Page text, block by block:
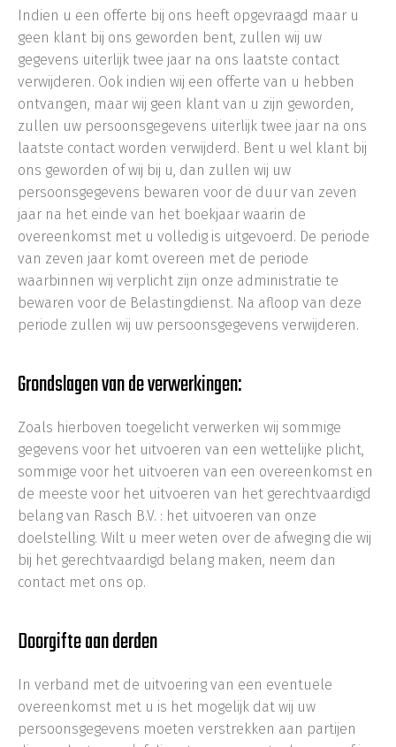
Indien u een offerte bij ons heeft opgevraagd maar u
geen klant bij ons geworden bent, zullen wij uw
gegevens uiterlijk twee jaar na ons laatste contact
verwijderen. Ook indien wij een offerte van u hebben
ontvangen, maar wij geen klant van u zijn geworden,
zullen uw persoonsgegevens uiterlijk twee jaar na ons
laatste contact worden verwijderd. Bent u wel klant bij
ons geworden of wij bij u, dan zullen wij uw
persoonsgegevens bewaren voor de duur van zeven
jaar na het einde van het boekjaar waarin de
overeenkomst met u volledig is uitgevoerd. De periode
van zeven jaar komt overeen met de periode
waarbinnen wij verplicht zijn onze administratie te
bewaren voor de Belastingdienst. Na afloop van deze
periode zullen wij uw persoonsgegevens verwijderen.
Grondslagen van de verwerkingen:
Zoals hierboven toegelicht verwerken wij sommige
gegevens voor het uitvoeren van een wettelijke plicht,
sommige voor het uitvoeren van een overeenkomst en
de meeste voor het uitvoeren van het gerechtvaardigd
belang van Rasch B.V. : het uitvoeren van onze
doelstelling. Wilt u meer weten over de afweging die wij
bij het gerechtvaardigd belang maken, neem dan
contact met ons op.
Doorgifte aan derden
In verband met de uitvoering van een eventuele
overeenkomst met u is het mogelijk dat wij uw
persoonsgegevens moeten verstrekken aan partijen